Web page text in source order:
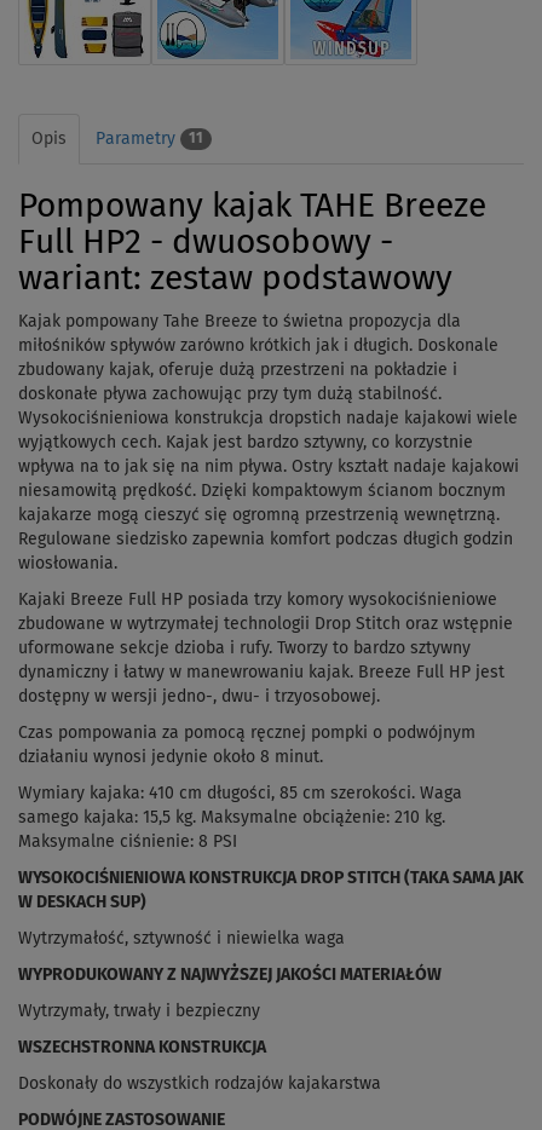
Opis Parametry 11
Pompowany kajak TAHE Breeze
Full HP2 - dwuosobowy -
wariant: zestaw podstawowy
Kajak pompowany Tahe Breeze to świetna propozycja dla
miłośników spływów zarówno krótkich jak i długich. Doskonale
zbudowany kajak, oferuje dużą przestrzeni na pokładzie i
doskonałe pływa zachowując przy tym dużą stabilność.
Wysokociśnieniowa konstrukcja dropstich nadaje kajakowi wiele
wyjątkowych cech. Kajak jest bardzo sztywny, co korzystnie
wpływa na to jak się na nim pływa. Ostry kształt nadaje kajakowi
niesamowitą prędkość. Dzięki kompaktowym ścianom bocznym
kajakarze mogą cieszyć się ogromną przestrzenią wewnętrzną.
Regulowane siedzisko zapewnia komfort podczas długich godzin
wiosłowania.
Kajaki Breeze Full HP posiada trzy komory wysokociśnieniowe
zbudowane w wytrzymałej technologii Drop Stitch oraz wstępnie
uformowane sekcje dzioba i rufy.
Tworzy to bardzo sztywny
dynamiczny i łatwy w manewrowaniu kajak. Breeze Full HP jest
d ostępny w wersji jedno-, dwu- i trzyosobowej.
Czas pompowania za pomocą ręcznej pompki o podwójnym
działaniu wynosi jedynie około 8 minut.
Wymiary kajaka: 410 cm długości, 85 cm szerokości. Waga
samego kajaka: 15,5 kg. Maksymalne obciążenie: 210 kg.
Maksymalne ciśnienie: 8 PSI
WYSOKOCIŚNIENIOWA KONSTRUKCJA DROP STITCH (TAKA SAMA JAK
W DESKACH SUP)
Wytrzymałość, sztywność i niewielka waga
WYPRODUKOWANY Z NAJWYŻSZEJ JAKOŚCI MATERIAŁÓW
Wytrzymały, trwały i bezpieczny
WSZECHSTRONNA KONSTRUKCJA
Doskonały do wszystkich rodzajów kajakarstwa
PODWÓJNE ZASTOSOWANIE